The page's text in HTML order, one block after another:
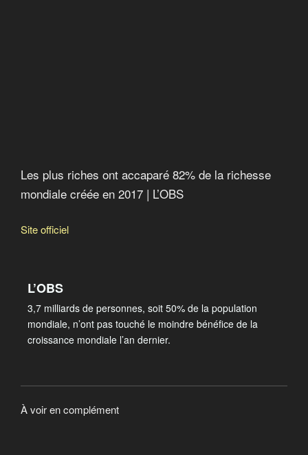
Les plus riches ont accaparé 82% de la richesse
mondiale créée en 2017 | L’OBS
Site officiel
L’OBS
3,7 milliards de personnes, soit 50% de la population
mondiale, n’ont pas touché le moindre bénéfice de la
croissance mondiale l’an dernier.
À voir en complément